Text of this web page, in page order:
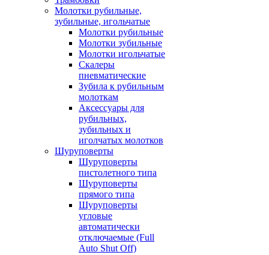
Молотки рубильные,
зубильные, игольчатые
Молотки рубильные
Молотки зубильные
Молотки игольчатые
Скалеры
пневматические
Зубила к рубильным
молоткам
Аксессуары для
рубильных,
зубильных и
иголчатых молотков
Шуруповерты
Шуруповерты
пистолетного типа
Шуруповерты
прямого типа
Шуруповерты
угловые
автоматически
отключаемые (Full
Auto Shut Off)